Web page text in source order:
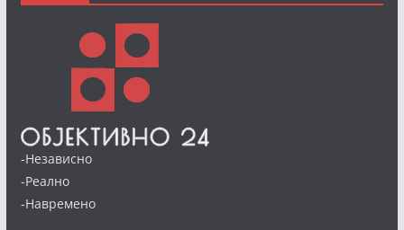
-Независно
-Реално
-Навремено